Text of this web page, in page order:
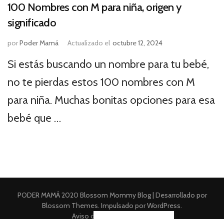
100 Nombres con M para niña, origen y
significado
porPoder Mamá Actualizado el octubre 12, 2024
Si estás buscando un nombre para tu bebé,
no te pierdas estos 100 nombres con M
para niña. Muchas bonitas opciones para esa
bebé que …
PODER MAMÁ 2020 Blossom Mommy Blog | Desarrollado por
Blossom Themes. Impulsado porWordPress.
Aviso de Privacidad Integral